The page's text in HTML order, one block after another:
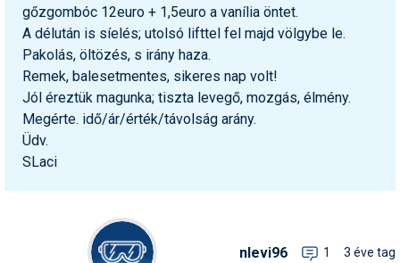
gőzgombóc 12euro + 1,5euro a vanília öntet.
A délután is síelés; utolsó lifttel fel majd völgybe le.
Pakolás, öltözés, s irány haza.
Remek, balesetmentes, sikeres nap volt!
Jól éreztük magunka; tiszta levegő, mozgás, élmény.
Megérte. idő/ár/érték/távolság arány.
Üdv.
SLaci
nlevi96 1 3 éve tag